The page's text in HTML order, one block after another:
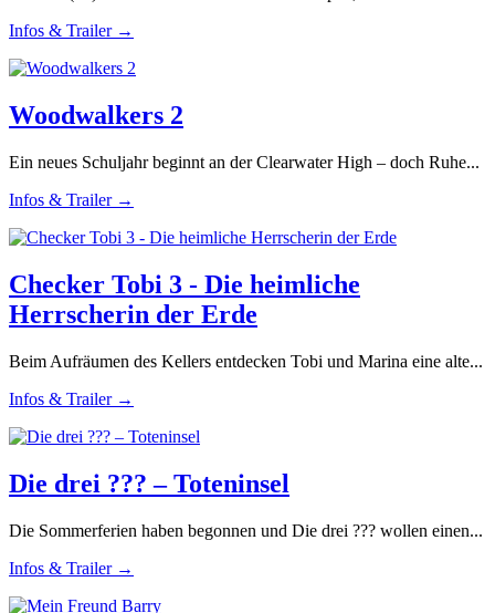
Infos & Trailer →
Woodwalkers 2
Ein neues Schuljahr beginnt an der Clearwater High – doch Ruhe...
Infos & Trailer →
Checker Tobi 3 - Die heimliche
Herrscherin der Erde
Beim Aufräumen des Kellers entdecken Tobi und Marina eine alte...
Infos & Trailer →
Die drei ??? – Toteninsel
Die Sommerferien haben begonnen und Die drei ??? wollen einen...
Infos & Trailer →